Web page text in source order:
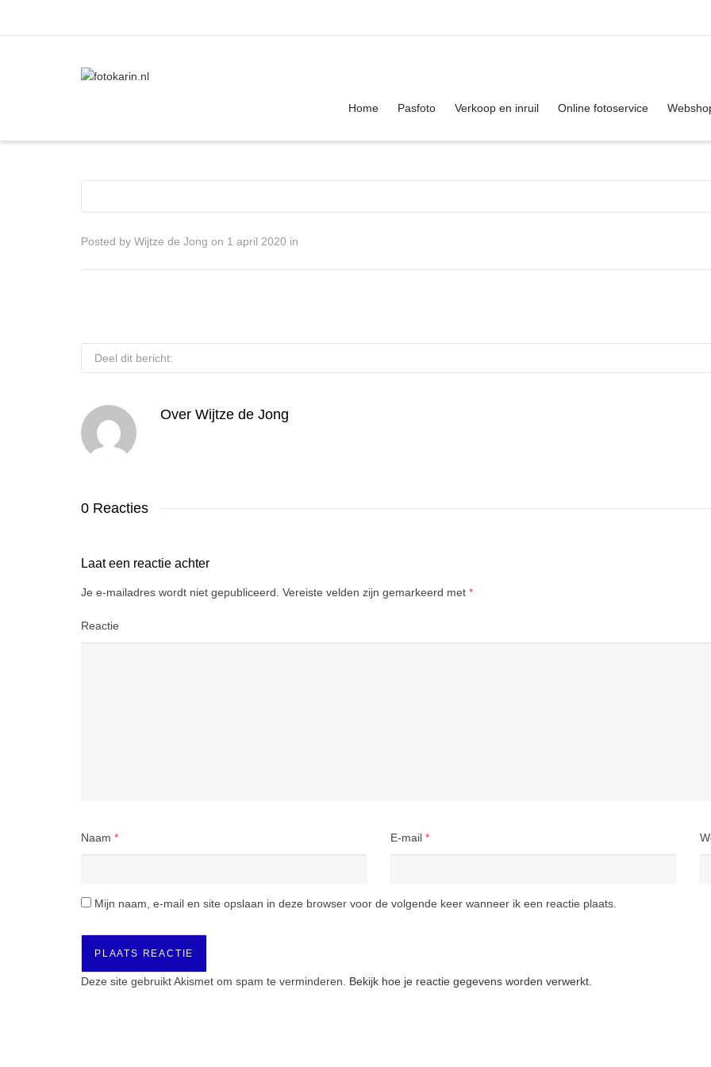
I'm looking for product in a size size . Show me the colour items.
Home Pasfoto Verkoop en inruil Online fotoservice
Posted by Wijtze de Jong on 1 april 2020 in
Deel dit bericht:
Over Wijtze de Jong
0 Reacties
Laat een reactie achter
Je e-mailadres wordt niet gepubliceerd. Vereiste velden zijn gemarkeerd met *
Reactie
Naam * E-mail *
Mijn naam, e-mail en site opslaan in deze browser voor de volgende keer wanneer ik een reactie plaats.
Deze site gebruikt Akismet om spam te verminderen. Bekijk hoe je reactie gegevens worden verwerkt